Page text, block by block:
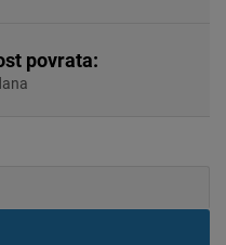
povrata: